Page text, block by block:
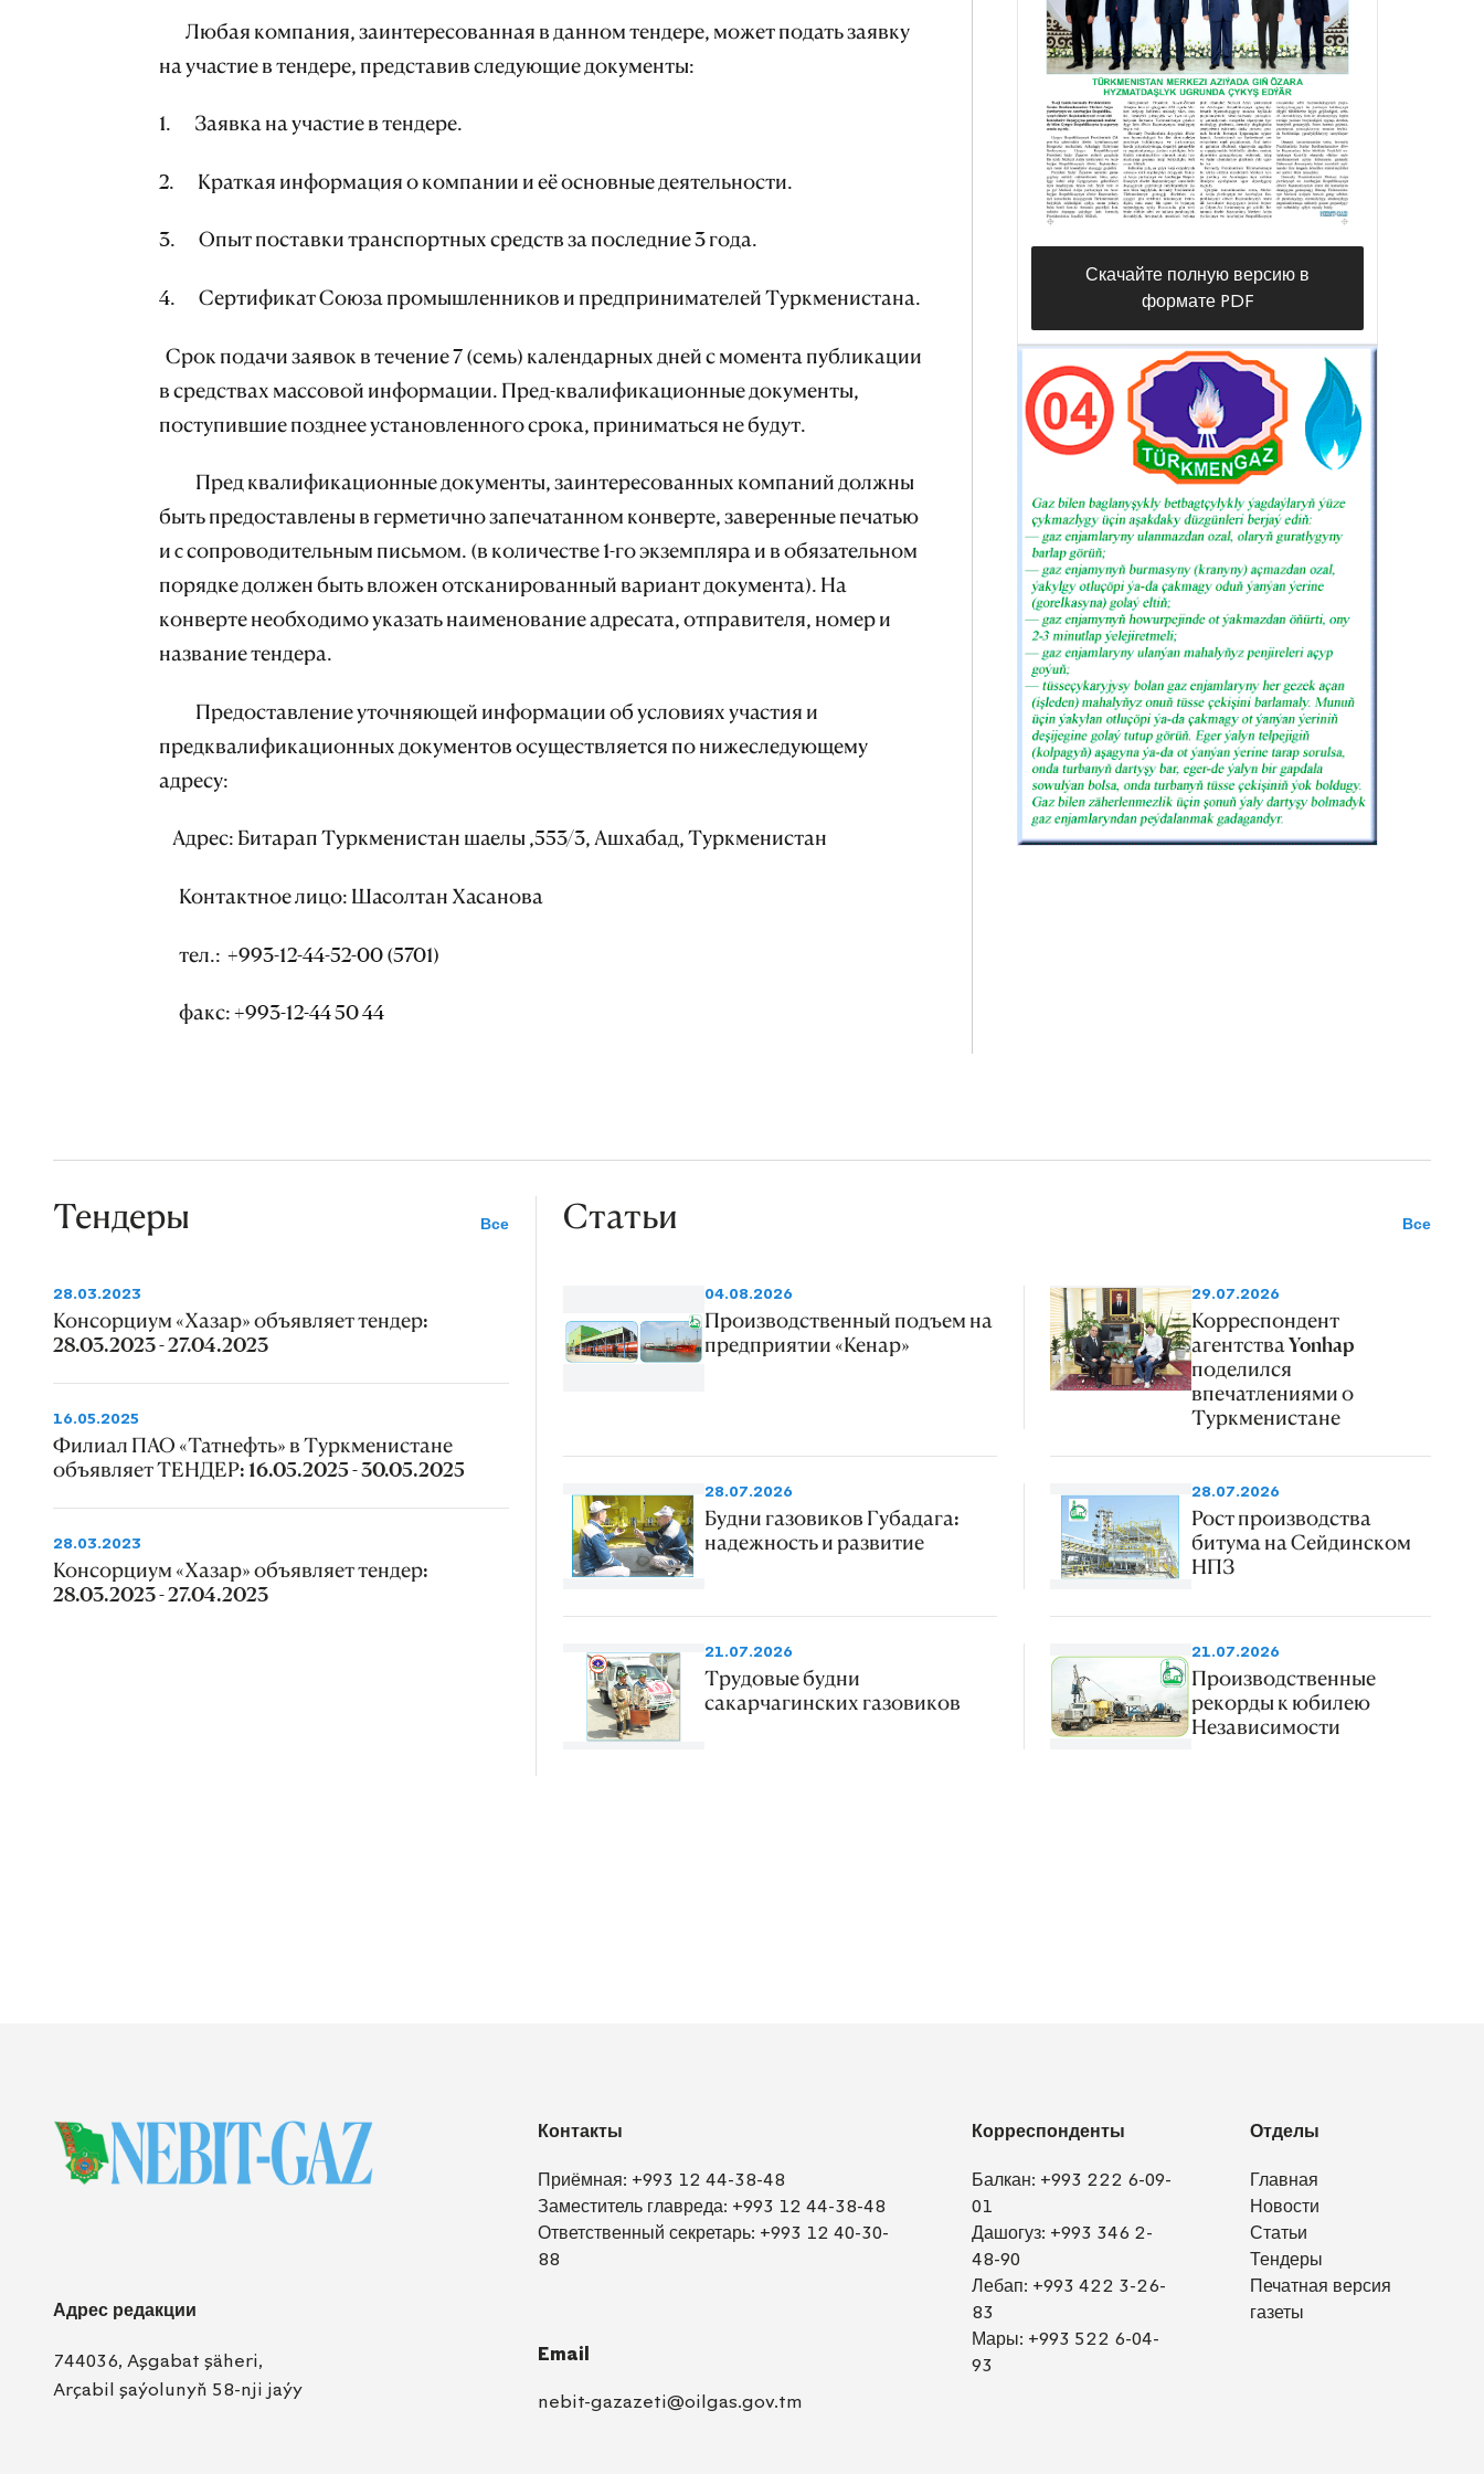
Любая компания, заинтересованная в данном тендере, может подать заявку
на участие в тендере, представив следующие документы:
1. Заявка на участие в тендере.
2. Краткая информация о компании и её основные деятельности.
3. Опыт поставки транспортных средств за последние 3 года.
4. Сертификат Союза промышленников и предпринимателей Туркменистана.
Срок подачи заявок в течение 7 (семь) календарных дней с момента публикации
в средствах массовой информации. Пред-квалификационные документы,
поступившие позднее установленного срока, приниматься не будут.
Пред квалификационные документы, заинтересованных компаний должны
быть предоставлены в герметично запечатанном конверте, заверенные печатью
и c сопроводительным письмом. (в количестве 1-го экземпляра и в обязательном
порядке должен быть вложен отсканированный вариант документа). На
конверте необходимо указать наименование адресата, отправителя, номер и
название тендера.
Предоставление уточняющей информации об условиях участия и
предквалификационных документов осуществляется по нижеследующему
адресу:
Адрес: Битарап Туркменистан шаелы ,553/3, Ашхабад, Туркменистан
Контактное лицо: Шасолтан Хасанова
тел.: +993-12-44-52-00 (5701)
факс: +993-12-44 50 44
Скачайте полную версию в
формате PDF
Тендеры Все
28.03.2023
Консорциум «Хазар» объявляет тендер:
28.03.2023 - 27.04.2023
16.05.2025
Филиал ПАО «Татнефть» в Туркменистане
объявляет ТЕНДЕР: 16.05.2025 - 30.05.2025
28.03.2023
Консорциум «Хазар» объявляет тендер:
28.03.2023 - 27.04.2023
Статьи Все
04.08.2026
Производственный подъем на
предприятии «Кенар»
29.07.2026
Корреспондент
агентства Yonhap
поделился
впечатлениями о
Туркменистане
28.07.2026
Будни газовиков Губадага:
надежность и развитие
28.07.2026
Рост производства
битума на Сейдинском
НПЗ
21.07.2026
Трудовые будни
сакарчагинских газовиков
21.07.2026
Производственные
рекорды к юбилею
Независимости
Адрес редакции
744036, Aşgabat şäheri,
Arçabil şaýolunyň 58-nji jaýy
Контакты
Приёмная: +993 12 44-38-48
Заместитель главреда: +993 12 44-38-48
Ответственный секретарь: +993 12 40-30-
88
Email
nebit-gazazeti@oilgas.gov.tm
Корреспонденты
Балкан: +993 222 6-09-
01
Дашогуз: +993 346 2-
48-90
Лебап: +993 422 3-26-
83
Мары: +993 522 6-04-
93
Отделы
Главная
Новости
Статьи
Тендеры
Печатная версия
газеты